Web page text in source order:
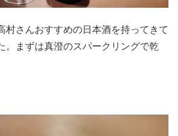
村さんおすすめの日本酒を持ってきて
。まずは真澄のスパークリングで乾